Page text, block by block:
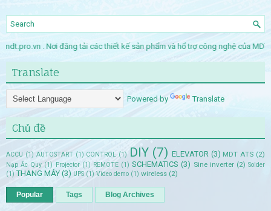
. Nơi đăng tải các thiết kế sản phẩm và hổ trợ công nghệ của MDT .
Translate
Powered by Translate
Chủ đề
ACCU (1) AUTOSTART (1) CONTROL (1) DIY (7) ELEVATOR (3) MDT ATS (2)
Nạp Ắc Quy (1) Projector (1) REMOTE (1) SCHEMATICS (3) Sine inverter (2) Solder
(1) THANG MÁY (3) UPS (1) Video demo (1) wireless (2)
Popular Tags Blog Archives